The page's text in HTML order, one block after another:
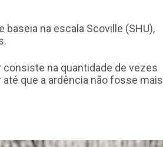
na escala Scoville (SHU),
consiste na quantidade de vezes
que a ardência não fosse mais